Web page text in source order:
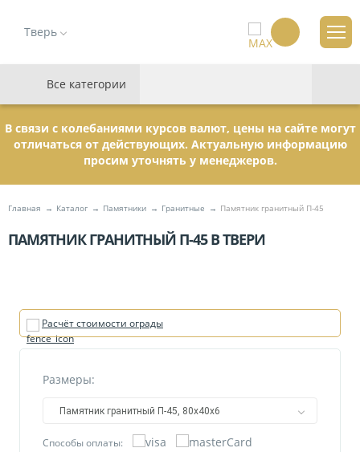
Тверь
Все категории
В связи с колебаниями курсов валют, цены на сайте могут
отличаться от действующих. Актуальную информацию
просим уточнять у менеджеров.
Главная Каталог Памятники Гранитные Памятник гранитный П-45
ПАМЯТНИК ГРАНИТНЫЙ П-45 В ТВЕРИ
Расчёт стоимости ограды
Размеры:
Памятник гранитный П-45, 80х40х6
Способы оплаты: